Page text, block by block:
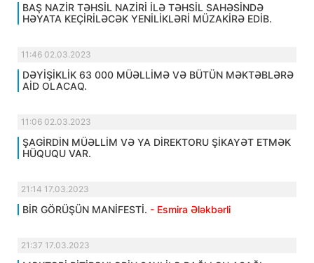
BAŞ NAZİR TƏHSİL NAZİRİ İLƏ TƏHSİL SAHƏSİNDƏ
HƏYATA KEÇİRİLƏCƏK YENİLİKLƏRİ MÜZAKİRƏ EDİB.
11:46 02.03.2023
DƏYİŞİKLİK 63 000 MÜƏLLİMƏ VƏ BÜTÜN MƏKTƏBLƏRƏ
AİD OLACAQ.
11:06 02.03.2023
ŞAGİRDİN MÜƏLLİM VƏ YA DİREKTORU ŞİKAYƏT ETMƏK
HÜQUQU VAR.
21:14 17.03.2023
BİR GÖRÜŞÜN MANİFESTİ. - Esmira Ələkbərli
21:37 17.03.2023